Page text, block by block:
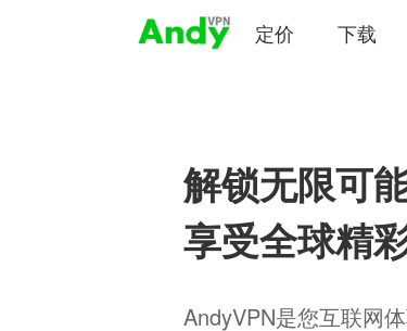
定价 下载
解锁无限可
享受全球精
AndyVPN是您互联网